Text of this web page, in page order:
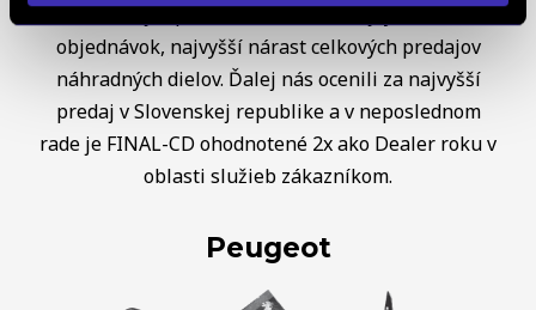
Slovenskej republike, taktiež za najvyšší nárast
objednávok, najvyšší nárast celkových predajov
náhradných dielov. Ďalej nás ocenili za najvyšší
predaj v Slovenskej republike a v neposlednom
rade je FINAL-CD ohodnotené 2x ako Dealer roku v
oblasti služieb zákazníkom.
Peugeot